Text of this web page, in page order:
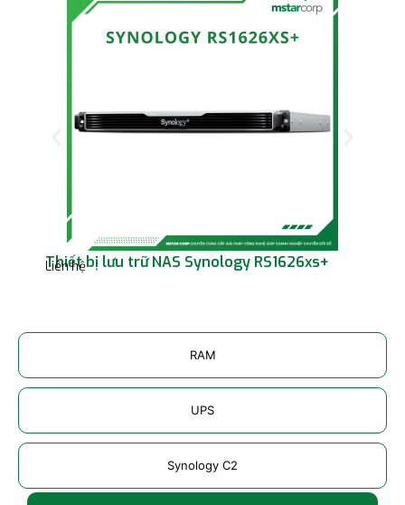
RAM
UPS
Synology C2
Thiết bị lưu trữ NAS Synology RS1626xs+
Liên hệ